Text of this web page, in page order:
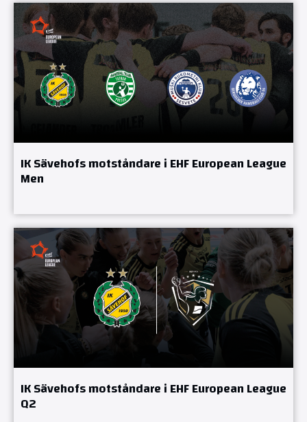
IK Sävehofs motståndare i EHF European League
Men
IK Sävehofs motståndare i EHF European League
Q2